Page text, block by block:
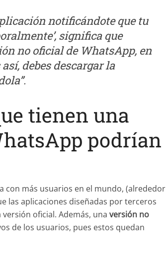
notificándote que tu
significa que
no oficial de WhatsApp, en
debes descargar la
tienen una
podrían
con más usuarios en el mundo, (alrededor
las aplicaciones diseñadas por terceros
oficial. Además, una versión no
de los usuarios, pues estos quedan